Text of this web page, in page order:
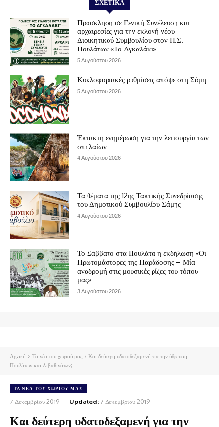
ΣΧΕΤΙΚΆ
Πρόσκληση σε Γενική Συνέλευση και
αρχαιρεσίες για την εκλογή νέου
Διοικητικού Συμβουλίου στον Π.Σ.
Πουλάτων «Το Αγκαλάκι»
5 Αυγούστου 2026
Κυκλοφοριακές ρυθμίσεις απόψε στη Σάμη
5 Αυγούστου 2026
Έκτακτη ενημέρωση για την λειτουργία των
σπηλαίων
4 Αυγούστου 2026
Τα θέματα της 12ης Τακτικής Συνεδρίασης
του Δημοτικού Συμβουλίου Σάμης
4 Αυγούστου 2026
Το Σάββατο στα Πουλάτα η εκδήλωση «Οι
Πρωτομάστορες της Παράδοσης – Μία
αναδρομή στις μουσικές ρίζες του τόπου
μας»
3 Αυγούστου 2026